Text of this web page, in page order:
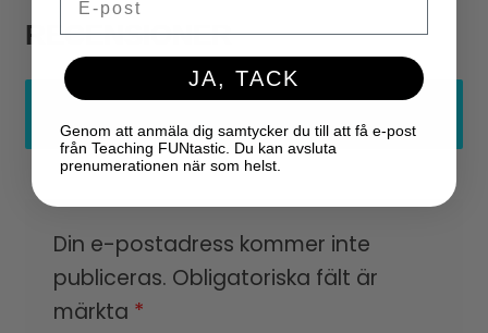
RECENSIONER
Din e-postadress kommer inte
publiceras. Obligatoriska fält är
märkta *
JA, TACK
Genom att anmäla dig samtycker du till att få e-post
från Teaching FUNtastic. Du kan avsluta
prenumerationen när som helst.